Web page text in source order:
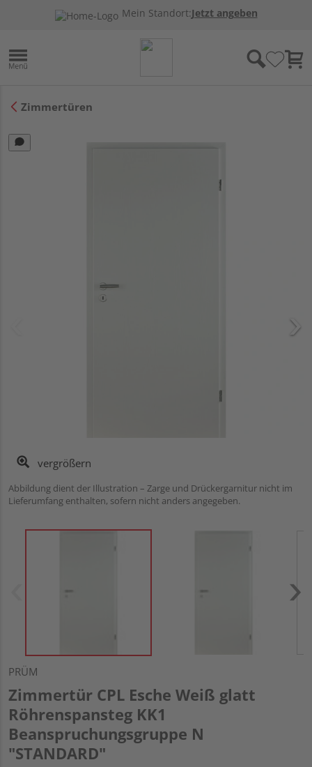
Mein Standort:Jetzt angeben
Zimmertüren
vergrößern
Abbildung dient der Illustration – Zarge und Drückergarnitur nicht im
Lieferumfang enthalten, sofern nicht anders angegeben.
PRÜM
Zimmertür CPL Esche Weiß glatt
Röhrenspansteg KK1
Beanspruchungsgruppe N
"STANDARD"